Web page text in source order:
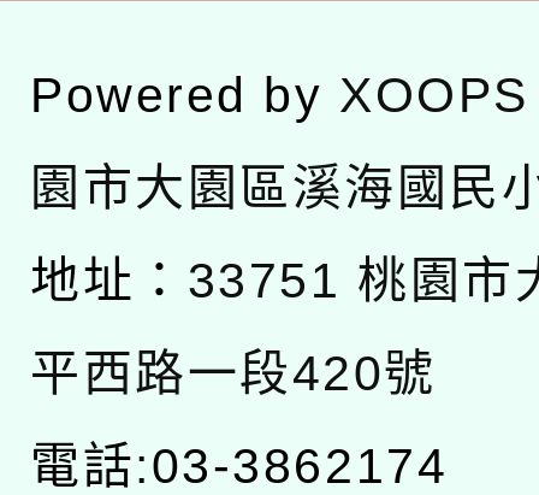
Powered by XOOPS
園市大園區溪海國民
地址： 33751 桃園市
平西路一段420號
電話:03-3862174